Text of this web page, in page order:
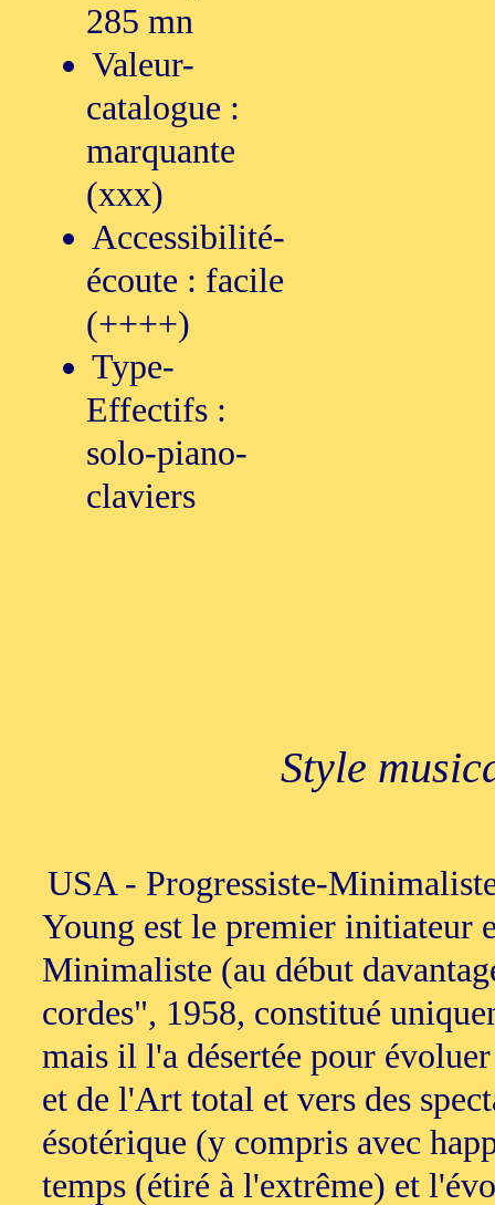
285 mn
Valeur-
catalogue :
marquante
(xxx)
Accessibilité-
écoute : facile
(++++)
Type-
Effectifs :
solo-piano-
claviers
Style
USA - Progressiste-
Young est le premier initiateur
Minimaliste (au début
cordes", 1958, constitué
mais il l'a désertée pour
et de l'Art total et vers des
ésotérique (y compris avec
temps (étiré à l'extrême) et